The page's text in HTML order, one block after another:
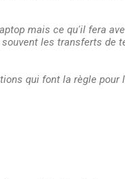
mais ce qu'il fera
les transferts de
qui font la règle